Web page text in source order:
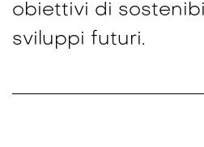
obiettivi di
sviluppi futuri.